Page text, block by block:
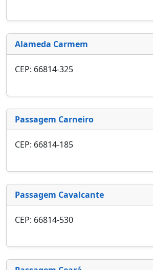
Alameda Carmem
CEP: 66814-325
Passagem Carneiro
CEP: 66814-185
Passagem Cavalcante
CEP: 66814-530